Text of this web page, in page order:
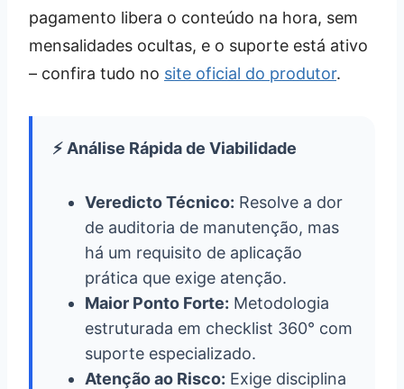
pagamento libera o conteúdo na hora, sem
mensalidades ocultas, e o suporte está ativo
– confira tudo no site oficial do produtor.
⚡ Análise Rápida de Viabilidade
Veredicto Técnico: Resolve a dor
de auditoria de manutenção, mas
há um requisito de aplicação
prática que exige atenção.
Maior Ponto Forte: Metodologia
estruturada em checklist 360° com
suporte especializado.
Atenção ao Risco: Exige disciplina